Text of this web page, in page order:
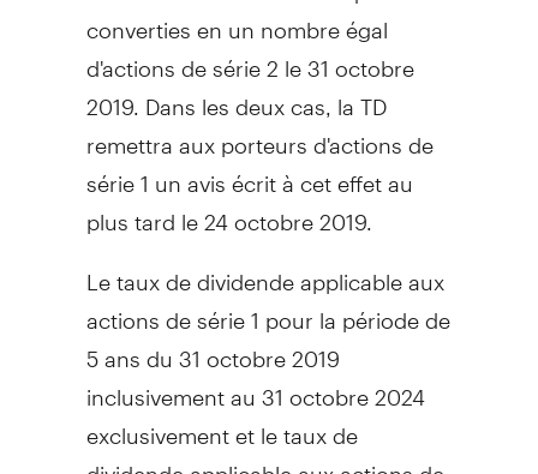
converties en un nombre égal
d'actions de série 2 le 31 octobre
2019. Dans les deux cas, la TD
remettra aux porteurs d'actions de
série 1 un avis écrit à cet effet au
plus tard le 24 octobre 2019.
Le taux de dividende applicable aux
actions de série 1 pour la période de
5 ans du 31 octobre 2019
inclusivement au 31 octobre 2024
exclusivement et le taux de
dividende applicable aux actions de